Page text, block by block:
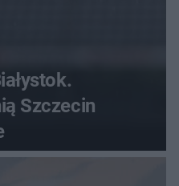
Szczecin